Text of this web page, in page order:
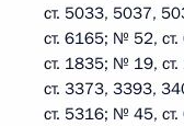
ст. 5033, 5037,
ст. 6165; № 52,
ст. 1835; № 19,
ст. 3373, 3393,
ст. 5316; № 45,